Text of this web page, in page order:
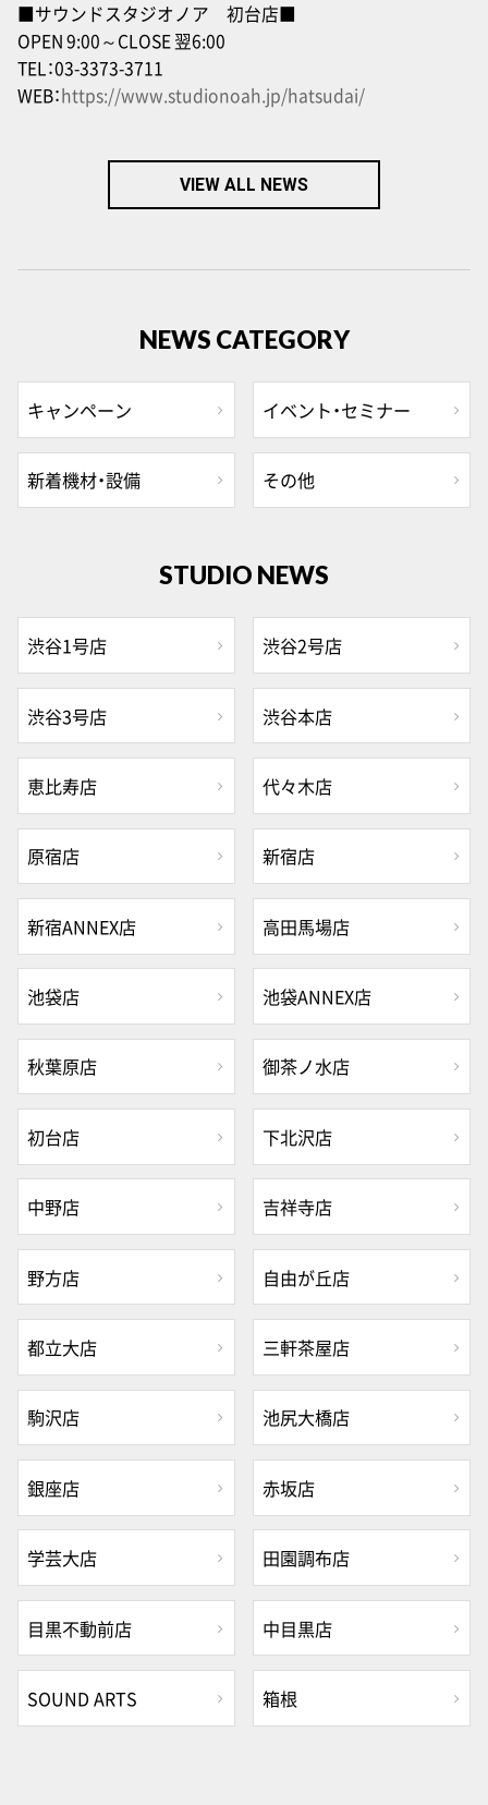
■サウンドスタジオノア 初台店■
OPEN 9:00～CLOSE 翌6:00
TEL：03-3373-3711
WEB：https://www.studionoah.jp/hatsudai/
VIEW ALL NEWS
NEWS CATEGORY
キャンペーン イベント・セミナー
新着機材・設備 その他
STUDIO NEWS
渋谷1号店 渋谷2号店
渋谷3号店 渋谷本店
恵比寿店 代々木店
原宿店 新宿店
新宿ANNEX店 高田馬場店
池袋店 池袋ANNEX店
秋葉原店 御茶ノ水店
初台店 下北沢店
中野店 吉祥寺店
野方店 自由が丘店
都立大店 三軒茶屋店
駒沢店 池尻大橋店
銀座店 赤坂店
学芸大店 田園調布店
目黒不動前店 中目黒店
SOUND ARTS 箱根